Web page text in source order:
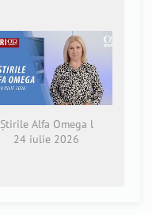
Știrile Alfa Omega l
24 iulie 2026